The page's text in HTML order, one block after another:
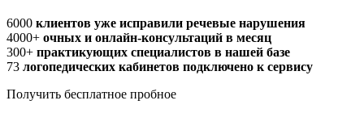
6000 клиентов уже исправили речевые нарушения
4000+ очных и онлайн-консультаций в месяц
300+ практикующих специалистов в нашей базе
73 логопедических кабинетов подключено к сервису
Получить бесплатное пробное